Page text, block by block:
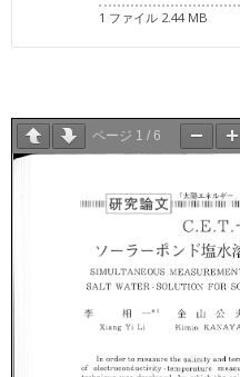
1 ファイル 2.44 MB
ページ 1 / 6